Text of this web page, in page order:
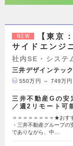
NEW
【東京
サイドエンジ
社内SE・システ
三井デザインテッ
550万円 ～ 749万円
三井不動産Gの安
／週2リモート可
＝＝＝＝＝＝＝＝★おす
・三井不動産グループ
でありながら、中…